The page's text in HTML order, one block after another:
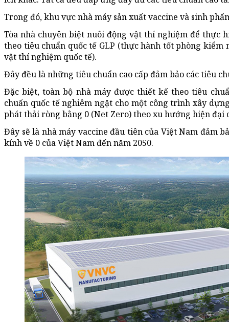
Trong đó, khu vực nhà máy sản xuất vaccine và sinh
Tòa nhà chuyên biệt nuôi động vật thí nghiệm để thực
theo tiêu chuẩn quốc tế GLP (thực hành tốt phòng kiểm
vật thí nghiệm quốc tế).
Đây đều là những tiêu chuẩn cao cấp đảm bảo các tiêu
Đặc biệt, toàn bộ nhà máy được thiết kế theo tiêu
chuẩn quốc tế nghiêm ngặt cho một công trình xây
phát thải ròng bằng 0 (Net Zero) theo xu hướng hiện đại
Đây sẽ là nhà máy vaccine đầu tiên của Việt Nam đảm
kính về 0 của Việt Nam đến năm 2050.